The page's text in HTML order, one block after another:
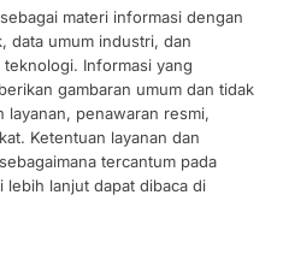
materi informasi dengan
data umum industri, dan
Informasi yang
gambaran umum dan tidak
layanan, penawaran resmi,
Ketentuan layanan dan
tercantum pada
lebih lanjut dapat dibaca di